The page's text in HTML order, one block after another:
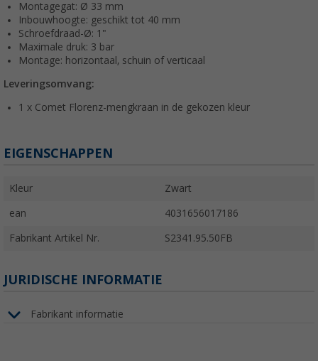
Montagegat: Ø 33 mm
Inbouwhoogte: geschikt tot 40 mm
Schroefdraad-Ø: 1"
Maximale druk: 3 bar
Montage: horizontaal, schuin of verticaal
Leveringsomvang:
1 x Comet Florenz-mengkraan in de gekozen kleur
EIGENSCHAPPEN
Kleur Zwart
ean 4031656017186
Fabrikant Artikel Nr. S2341.95.50FB
JURIDISCHE INFORMATIE
Fabrikant informatie